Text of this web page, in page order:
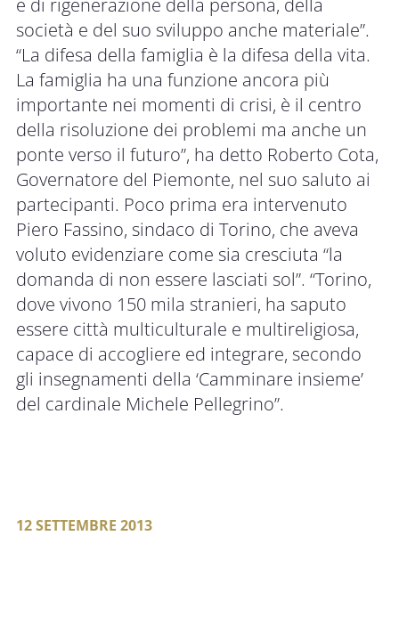
e di rigenerazione della persona, della
società e del suo sviluppo anche materiale”.
“La difesa della famiglia è la difesa della vita.
La famiglia ha una funzione ancora più
importante nei momenti di crisi, è il centro
della risoluzione dei problemi ma anche un
ponte verso il futuro”, ha detto Roberto Cota,
Governatore del Piemonte, nel suo saluto ai
partecipanti. Poco prima era intervenuto
Piero Fassino, sindaco di Torino, che aveva
voluto evidenziare come sia cresciuta “la
domanda di non essere lasciati sol”. “Torino,
dove vivono 150 mila stranieri, ha saputo
essere città multiculturale e multireligiosa,
capace di accogliere ed integrare, secondo
gli insegnamenti della ‘Camminare insieme’
del cardinale Michele Pellegrino”.
12 SETTEMBRE 2013